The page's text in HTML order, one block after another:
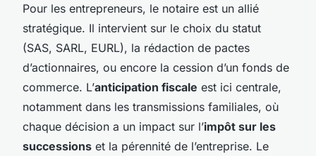
Pour les entrepreneurs, le notaire est un allié
stratégique. Il intervient sur le choix du statut
(SAS, SARL, EURL), la rédaction de pactes
d’actionnaires, ou encore la cession d’un fonds de
commerce. L’anticipation fiscale est ici centrale,
notamment dans les transmissions familiales, où
chaque décision a un impact sur l’impôt sur les
successions et la pérennité de l’entreprise. Le